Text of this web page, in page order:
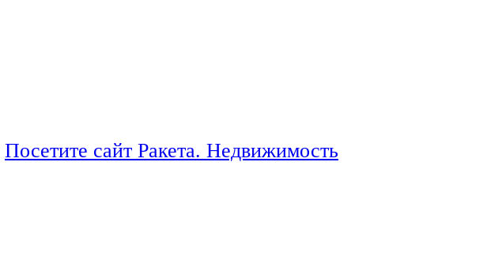
Посетите сайт Ракета. Недвижимость